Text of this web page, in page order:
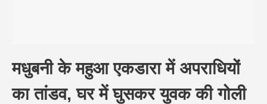
मधुबनी के महुआ एकडारा में अपराधियों
का तांडव, घर में घुसकर युवक की गोली